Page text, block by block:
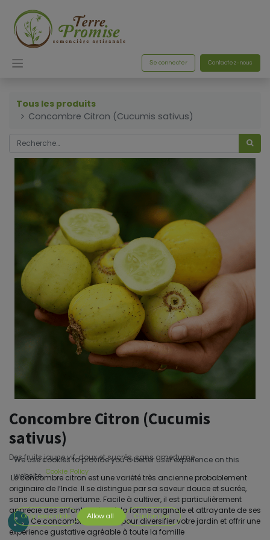
Se connecter Contactez-nous
Tous les produits
Concombre Citron (Cucumis sativus)
Concombre Citron (Cucumis
sativus)
Des fruits jaune vif, doux et sucrés, sans amertume
Le concombre citron est une variété très ancienne probablement
originaire de l’Inde. Il se distingue par sa saveur douce et sucrée,
sans aucune amertume. Facile à cultiver, il est particulièrement
apprécié des enfants grâce à la forme originale et attrayante de ses
fruits. Ce concombre est idéal pour diversifier votre jardin et offrir une
expérience gustative agréable à toute la famille
We use cookies to provide you a better user experience on this
website. Cookie Policy
Only essentials Allow all Customize